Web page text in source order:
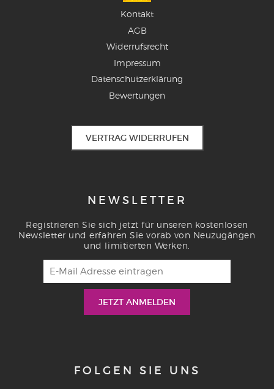
Kontakt
AGB
Widerrufsrecht
Impressum
Datenschutzerklärung
Bewertungen
VERTRAG WIDERRUFEN
NEWSLETTER
Registrieren Sie sich jetzt für unseren kostenlosen
Newsletter und erfahren Sie vorab von Neuzugängen
und limitierten Werken.
FOLGEN SIE UNS